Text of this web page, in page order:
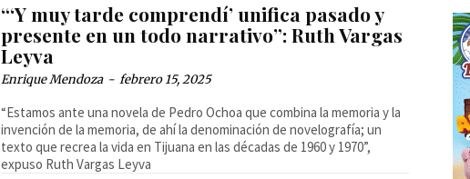
“‘Y muy tarde comprendí’ unifica pasado y
presente en un todo narrativo”: Ruth Vargas
Leyva
Enrique Mendoza - febrero 15, 2025
“Estamos ante una novela de Pedro Ochoa que combina la memoria y la
invención de la memoria, de ahí la denominación de novelografía; un
texto que recrea la vida en Tijuana en las décadas de 1960 y 1970”,
expuso Ruth Vargas Leyva